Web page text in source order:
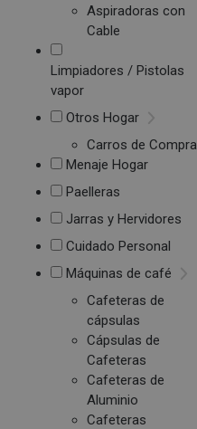
Aspiradoras con
Cable
Limpiadores / Pistolas
vapor
Otros Hogar
Carros de Compra
Menaje Hogar
Paelleras
Jarras y Hervidores
Cuidado Personal
Máquinas de café
Cafeteras de
cápsulas
Cápsulas de
Cafeteras
Cafeteras de
Aluminio
Cafeteras